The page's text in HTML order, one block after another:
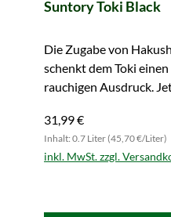
Suntory Toki Black
Die Zugabe von
schenkt dem Toki
rauchigen Ausdruck.
31,99 €
Inhalt: 0.7 Liter (45,70 €/Liter)
inkl. MwSt. zzgl.